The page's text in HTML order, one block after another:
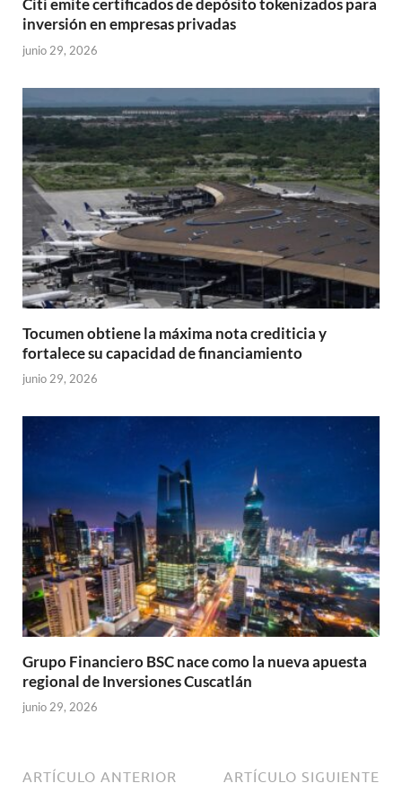
Citi emite certificados de depósito tokenizados para
inversión en empresas privadas
junio 29, 2026
Tocumen obtiene la máxima nota crediticia y
fortalece su capacidad de financiamiento
junio 29, 2026
Grupo Financiero BSC nace como la nueva apuesta
regional de Inversiones Cuscatlán
junio 29, 2026
ARTÍCULO ANTERIOR ARTÍCULO SIGUIENTE